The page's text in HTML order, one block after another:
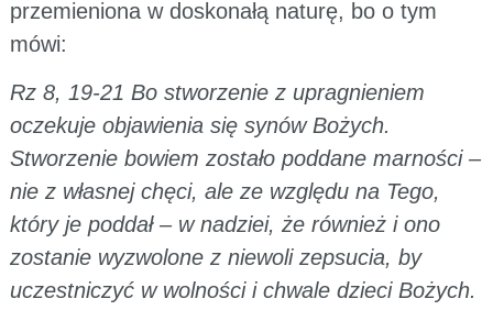
przemieniona w doskonałą naturę, bo o tym
mówi:
Rz 8, 19-21 Bo stworzenie z upragnieniem
oczekuje objawienia się synów Bożych.
Stworzenie bowiem zostało poddane marności –
nie z własnej chęci, ale ze względu na Tego,
który je poddał – w nadziei, że również i ono
zostanie wyzwolone z niewoli zepsucia, by
uczestniczyć w wolności i chwale dzieci Bożych.